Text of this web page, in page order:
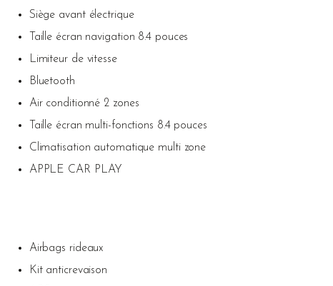
Siège avant électrique
Taille écran navigation 8.4 pouces
Limiteur de vitesse
Bluetooth
Air conditionné 2 zones
Taille écran multi-fonctions 8.4 pouces
Climatisation automatique multi zone
APPLE CAR PLAY
Airbags rideaux
Kit anticrevaison